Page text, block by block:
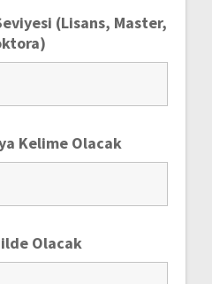
(Lisans, Master,
Kelime Olacak
Olacak